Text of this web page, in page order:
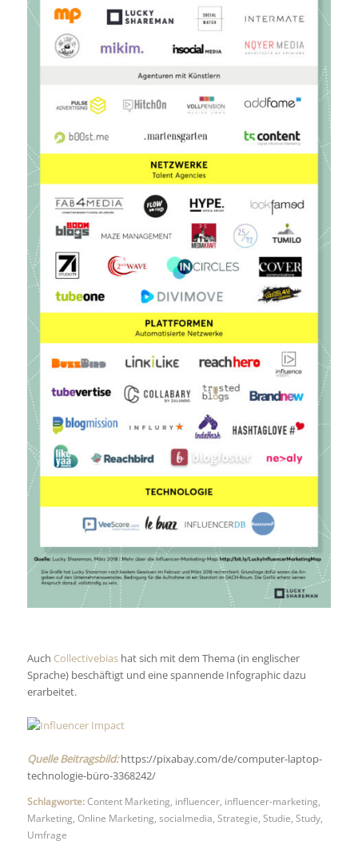
Auch Collectivebiashat sich mit dem Thema (in englischer
Sprache) beschäftigt und eine spannende Infographic dazu
erarbeitet.
Quelle Beitragsbild:https://pixabay.com/de/computer-laptop-
technologie-büro-3368242/
Schlagworte: Content Marketing influencer, influencer-marketing
Marketing Online Marketing socialmedia Strategie Studie Study,
Umfrage